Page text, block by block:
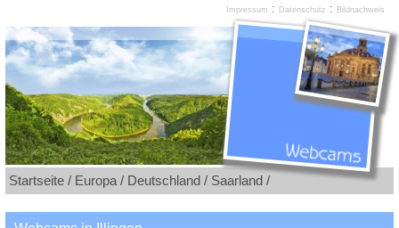
Startseite / Europa / Deutschland / Saarland /
Impressum : Datenschutz : Bildnachweis